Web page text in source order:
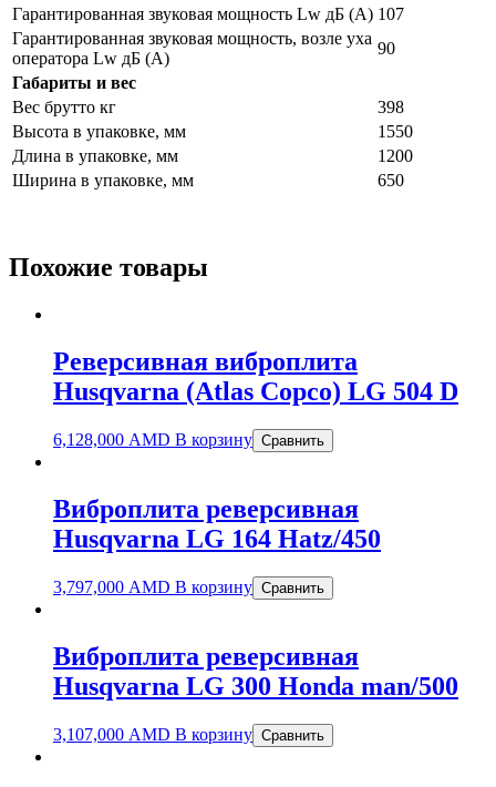
Гарантированная звуковая мощность Lw дБ (А) 107
Гарантированная звуковая мощность, возле уха
оператора Lw дБ (А)
90
Габариты и вес
Вес брутто кг
398
Высота в упаковке, мм
1550
Длина в упаковке, мм
1200
Ширина в упаковке, мм
650
Похожие товары
Реверсивная виброплита
Husqvarna (Atlas Copco) LG 504 D
6,128,000 AMD В корзину Сравнить
Виброплита реверсивная
Husqvarna LG 164 Hatz/450
3,797,000 AMD В корзину Сравнить
Виброплита реверсивная
Husqvarna LG 300 Honda man/500
3,107,000 AMD В корзину Сравнить